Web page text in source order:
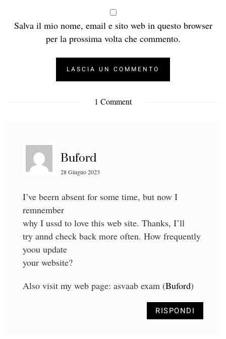
Salva il mio nome, email e sito web in questo browser
per la prossima volta che commento.
1 Comment
Buford
28 Giugno 2023
I’ve beern absent for some time, but now I
remnember
why I ussd to love this web site. Thanks, I’ll
try annd check back more often. How frequently
yoou update
your website?
Also visit my web page: asvaab exam (Buford)
RISPONDI